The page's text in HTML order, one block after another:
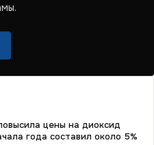
цены на диоксид
года составил около 5%